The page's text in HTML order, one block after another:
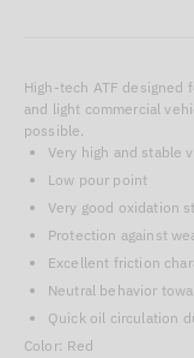
High-tech ATF designed
and light commercial
possible.
Very high and stable
Low pour point
Very good oxidation
Protection against
Excellent friction
Neutral behavior
Quick oil circulation
Color: Red